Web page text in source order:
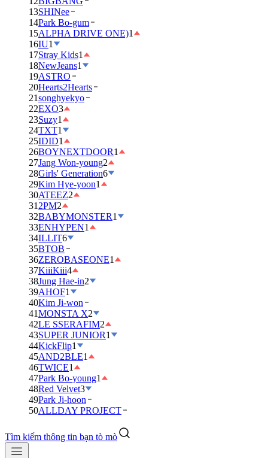
13SHINee
14Park Bo-gum
15ALPHA DRIVE ONE)1
16IU1
17Stray Kids1
18NewJeans1
19ASTRO
20Hearts2Hearts
21songhyekyo
22EXO3
23Suzy1
24TXT1
25IDID1
26BOYNEXTDOOR1
27Jang Won-young2
28Girls' Generation6
29Kim Hye-yoon1
30ATEEZ2
31 2PM2
32BABYMONSTER1
33ENHYPEN1
34ILLIT6
35BTOB
36ZEROBASEONE1
37KiiiKiii4
38Jung Hae-in2
39AHOF1
40Kim Ji-won
41MONSTA X2
42LE SSERAFIM2
43SUPER JUNIOR1
44KickFlip1
45AND2BLE1
46TWICE1
47Park Bo-young1
48Red Velvet3
49Park Ji-hoon
50ALLDAY PROJECT
Tìm kiếm thông tin bạn tò mò